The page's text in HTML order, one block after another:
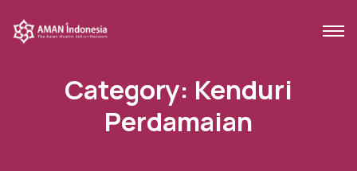
Category: Kenduri
Perdamaian